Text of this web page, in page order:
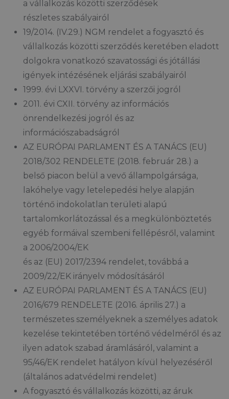
a vállalkozás közötti szerződések
részletes szabályairól
19/2014. (IV.29.) NGM rendelet a fogyasztó és
vállalkozás közötti szerződés keretében eladott
dolgokra vonatkozó szavatossági és jótállási
igények intézésének eljárási szabályairól
1999. évi LXXVI. törvény a szerzői jogról
2011. évi CXII. törvény az információs
önrendelkezési jogról és az
információszabadságról
AZ EURÓPAI PARLAMENT ÉS A TANÁCS (EU)
2018/302 RENDELETE (2018. február 28.) a
belső piacon belül a vevő állampolgársága,
lakóhelye vagy letelepedési helye alapján
történő indokolatlan területi alapú
tartalomkorlátozással és a megkülönböztetés
egyéb formáival szembeni fellépésről, valamint
a 2006/2004/EK
és az (EU) 2017/2394 rendelet, továbbá a
2009/22/EK irányelv módosításáról
AZ EURÓPAI PARLAMENT ÉS A TANÁCS (EU)
2016/679 RENDELETE (2016. április 27.) a
természetes személyeknek a személyes adatok
kezelése tekintetében történő védelméről és az
ilyen adatok szabad áramlásáról, valamint a
95/46/EK rendelet hatályon kívül helyezéséről
(általános adatvédelmi rendelet)
A fogyasztó és vállalkozás közötti, az áruk